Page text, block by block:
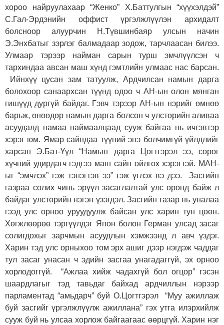
хороо найруулахаар “Женко” Х.Баттулгын “хүүхэлдэй”
С.Гал-Эрдэнийн оффист үргэлжлүүлэн архидалт
болсноор алуурчин Н.Түвшинбаяр улсын начин
Э.Энхбатыг зэрлэг балмадаар зодож, тарчлаасан билээ.
Улмаар тэрээр найман сарын турш эмчлүүлсэн ч
тархиндаа авсан маш хүнд гэмтлийн улмаас нас барсан.
Ийнхүү цусан зам татуулж, Ардчилсан намын дарга
болохоор санаархсан түүнд одоо ч АН-ын олон мянган
гишүүд дургүй байдаг. Гэвч тэрээр АН-ын нэрийг өмнөө
барьж, өнөөдөр намын дарга болсон ч улстөрийн аливаа
асуудалд намаа наймаалцаад сууж байгаа нь ичгэвтэр
хэрэг юм. Ямар сайндаа түүний энэ болчимгүй үйлдлийг
харсан Э.Бат-Үүл “Намын дарга Цогтгэрэл ээ, сөрөг
хүчний удирдагч гэдгээ маш сайн ойлгох хэрэгтэй. МАН-
ыг “эмчлэх” гэж тэнэгтэв ээ” гэж үглэх вэ дээ. Засгийн
газраа солих чинь эрүүл засаглалтай улс оронд байж л
байдаг улстөрийн нэгэн үзэгдэл. Засгийн газар нь уналаа
гээд улс орноо уруудуулж байсан улс харин тун цөөн.
Хөгжлөөрөө тэргүүлдэг Япон болон Герман улсад засаг
солигдохыг зарчмын асуудлын хэмжээнд л авч үздэг.
Харин тэд улс орныхоо том эрх ашиг дээр нэгдэж чаддаг
тул засаг унасан ч эдийн засгаа унагадаггүй, эх орноо
хорлодоггүй. “Ажлаа хийж чадахгүй бол огцор” гэсэн
шаардлагыг тэд тавьдаг байхад ардчиллын нэрээр
парламентад “амьдарч” буй О.Цогтгэрэл
“Муу ажиллаж
буй засгийг үргэлжлүүлж ажиллана” гэх утга илэрхийлж
сууж буй нь улсаа хорлож байгаагаас өөрцгүй. Харин нэг